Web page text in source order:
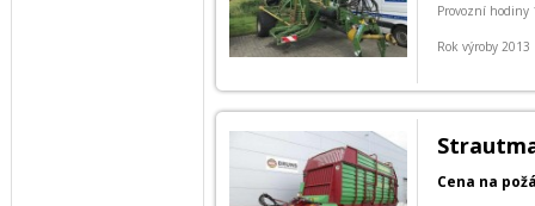
Provozní hodiny
Rok výroby 2013
Cena na